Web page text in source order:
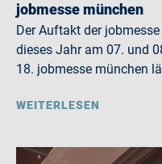
jobmesse münchen
Der Auftakt der
dieses Jahr am 07. und
18. jobmesse münchen
WEITERLESEN